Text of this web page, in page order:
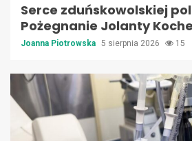
Serce zduńskowolskiej
Pożegnanie Jolanty
Joanna Piotrowska 5 sierpnia 2026 15